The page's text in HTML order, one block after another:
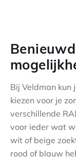
Bij Veldman kun
kiezen voor je
verschillende
voor ieder wat
wit of beige
rood of blauw